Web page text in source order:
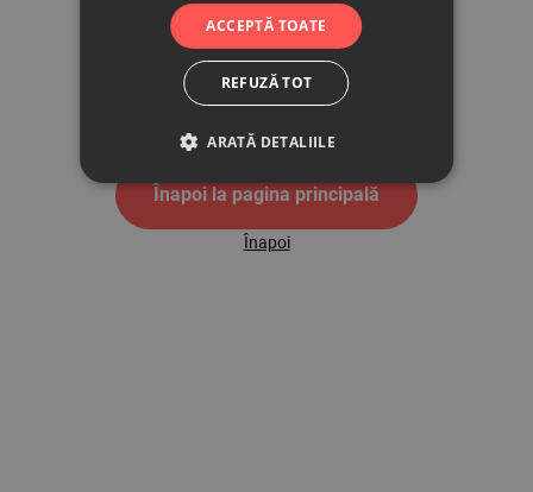
500
Înapoi la pagina principală
Înapoi
ACCEPTĂ TOATE
REFUZĂ TOT
ARATĂ DETALIILE